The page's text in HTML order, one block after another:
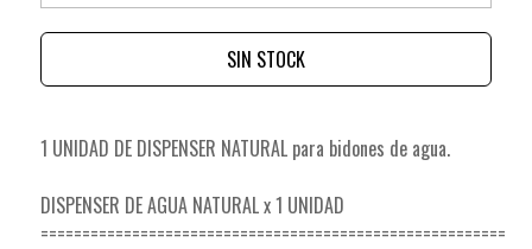
SIN STOCK
1 UNIDAD DE DISPENSER NATURAL para bidones de agua.
DISPENSER DE AGUA NATURAL x 1 UNIDAD
========================================================